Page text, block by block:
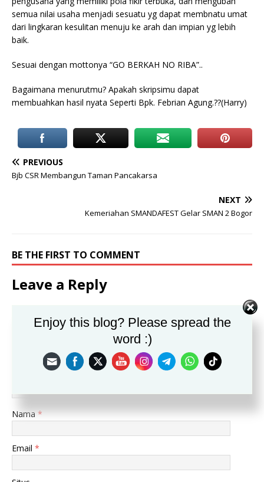
semua nilai usaha menjadi sesuatu yg dapat membnatu umat
dari lingkaran kesulitan menuju ke arah dan impian yg lebih
baik.
Sesuai dengan mottonya “GO BERKAH NO RIBA”..
Bagaimana menurutmu? Apakah skripsimu dapat
membuahkan hasil nyata Seperti Bpk. Febrian Agung.??(Harry)
PREVIOUS
Bjb CSR Membangun Taman Pancakarsa
NEXT
Kemeriahan SMANDAFEST Gelar SMAN 2 Bogor
BE THE FIRST TO COMMENT
Leave a Reply
Komentar
Nama *
Email *
Enjoy this blog? Please spread the
word :)